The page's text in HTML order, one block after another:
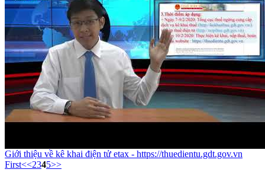
Giới thiệu về kê khai điện tử etax - https://thuedientu.gdt.gov.vn
First<<2345>>